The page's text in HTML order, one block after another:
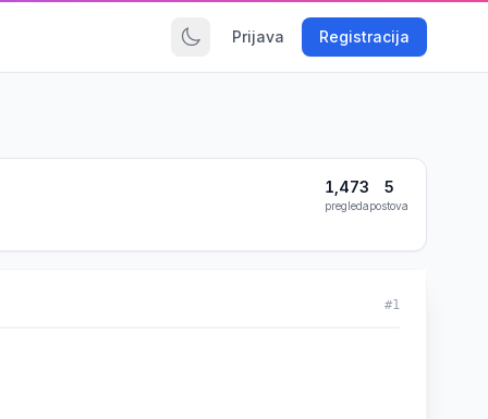
Prijava Registracija
1,473
pregleda
5
postova
#1